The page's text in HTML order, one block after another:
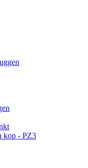
kop - PZ3